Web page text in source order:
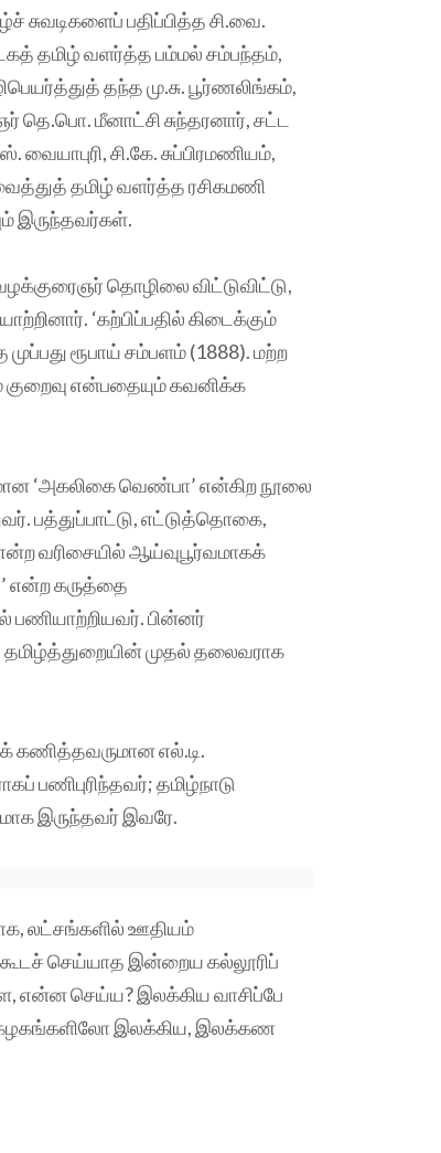
சுவடிகளைப் பதிப்பித்த சி.வை.
தமிழ் வளர்த்த பம்மல் சம்பந்தம்,
தந்த மு.சு. பூர்ணலிங்கம்,
தெ.பொ. மீனாட்சி சுந்தரனார், சட்ட
சி.கே. சுப்பிரமணியம்,
தமிழ் வளர்த்த ரசிகமணி
இருந்தவர்கள்.
தொழிலை விட்டுவிட்டு,
‘கற்பிப்பதில் கிடைக்கும்
ரூபாய் சம்பளம் (1888). மற்ற
குறைவு என்பதையும் கவனிக்க
‘அகலிகை வெண்பா’ என்கிற நூலை
பத்துப்பாட்டு, எட்டுத்தொகை,
வரிசையில் ஆய்வுபூர்வமாகக்
என்ற கருத்தை
பணியாற்றியவர். பின்னர்
முதல் தலைவராக
கணித்தவருமான எல்.டி.
பணிபுரிந்தவர்; தமிழ்நாடு
இருந்தவர் இவரே.
லட்சங்களில் ஊதியம்
செய்யாத இன்றைய கல்லூரிப்
என்ன செய்ய? இலக்கிய வாசிப்பே
இலக்கிய, இலக்கண